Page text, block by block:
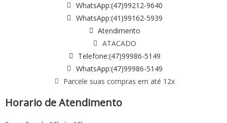
WhatsApp:(47)99212-9640
WhatsApp:(41)99162-5939
Atendimento
ATACADO
Telefone:(47)99986-5149
WhatsApp:(47)99986-5149
Parcele suas compras em até 12x
Horario de Atendimento